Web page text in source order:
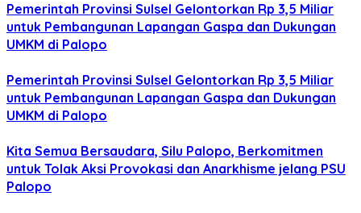
Pemerintah Provinsi Sulsel Gelontorkan Rp 3,5 Miliar
untuk Pembangunan Lapangan Gaspa dan Dukungan
UMKM di Palopo
Pemerintah Provinsi Sulsel Gelontorkan Rp 3,5 Miliar
untuk Pembangunan Lapangan Gaspa dan Dukungan
UMKM di Palopo
Kita Semua Bersaudara, Silu Palopo, Berkomitmen
untuk Tolak Aksi Provokasi dan Anarkhisme jelang PSU
Palopo